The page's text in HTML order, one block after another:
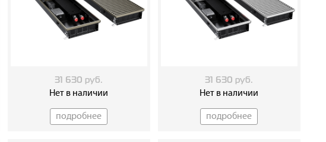
вращения вентилятора для достижения необходимой
температуры, делая микроклимат в помещении максимально
комфортным. IP 68. Подключаются между собой и
подключени я
31 630 руб.
Нет в наличии
подробнее
31 630 руб.
Нет в наличии
подробнее